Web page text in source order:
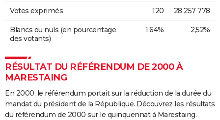
Votes exprimés 120 28 257 778
Blancs ou nuls (en pourcentage
des votants)
1,64% 2,52%
RÉSULTAT DU RÉFÉRENDUM DE 2000 À
MARESTAING
En 2000, le référendum portait sur la réduction de la durée du
mandat du président de la République. Découvrez les résultats
du référendum de 2000 sur le quinquennat à Marestaing.